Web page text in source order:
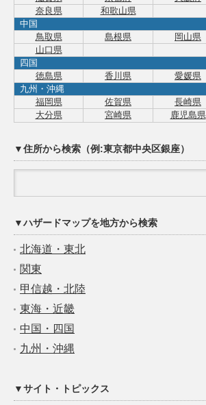
奈良県
和歌山県
中国
鳥取県
島根県 岡山県
山口県
四国
徳島県
香川県 愛媛県
九州・沖縄
福岡県
佐賀県 長崎県
大分県
宮崎県 鹿児島県
▼住所から検索（例:東京都中央区銀座）
▼ハザードマップを地方から検索
北海道・東北
関東
甲信越・北陸
東海・近畿
中国・四国
九州・沖縄
▼サイト・トピックス